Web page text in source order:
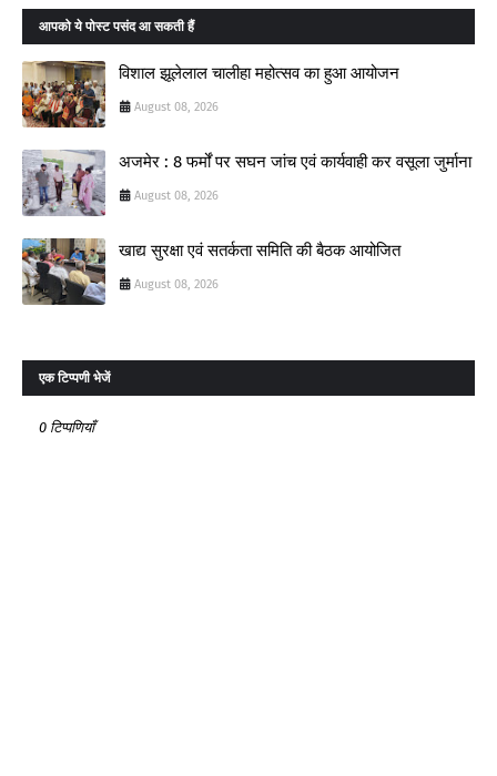
आपको ये पोस्ट पसंद आ सकती हैं
विशाल झूलेलाल चालीहा महोत्सव का हुआ आयोजन
August 08, 2026
अजमेर : 8 फर्मों पर सघन जांच एवं कार्यवाही कर वसूला जुर्माना
August 08, 2026
खाद्य सुरक्षा एवं सतर्कता समिति की बैठक आयोजित
August 08, 2026
एक टिप्पणी भेजें
0 टिप्पणियाँ